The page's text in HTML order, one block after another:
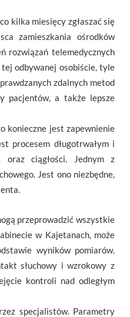
kilka miesięcy zgłaszać się
zamieszkania ośrodków
rozwiązań telemedycznych
odbywanej osobiście, tyle
zdalnych metod
pacjentów, a także lepsze
konieczne jest zapewnienie
procesem długotrwałym i
oraz ciągłości. Jednym z
Jest ono niezbędne,
przeprowadzić wszystkie
w Kajetanach, może
wyników pomiarów.
słuchowy i wzrokowy z
kontroli nad odległym
specjalistów. Parametry